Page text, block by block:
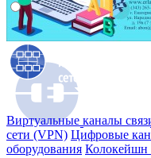
Виртуальные каналы
сети (VPN) Цифровые
оборудования Колокейшн
на